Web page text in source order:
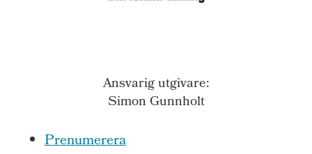
Ansvarig utgivare:
Simon Gunnholt
Prenumerera